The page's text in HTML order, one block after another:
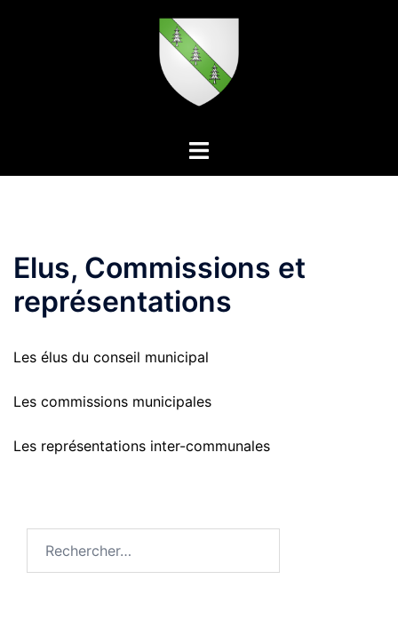
Ouvrir/fermer
Elus, Commissions et
représentations
Les élus du conseil municipal
Les commissions municipales
Les représentations inter-communales